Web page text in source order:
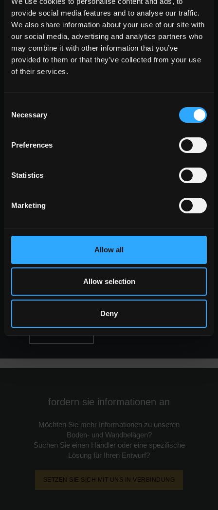
provide social media features and to analyse our traffic.
We also share information about your use of our site with
our social media, advertising and analytics partners who
may combine it with other information that you’ve
provided to them or that they’ve collected from your use
of their services.
Selection
Necessary
Preferences
Statistics
Marketing
Allow all
Allow selection
Deny
wohnraum
Esszimmer
Wohnzimmer
Küche
Schlafzimmer
ALLE WOHNRÄUME
Stein Optik
Standard Formate
fordern sie informationen an
Möchten Sie mehr Informationen zu unseren
Boden- und Wandbelägen?
Suchen Sie einen Händler oder eine spezifische
Lösung für Ihren Entwurf?
SETZEN SIE SICH MIT UNS IN VERBINDUNG